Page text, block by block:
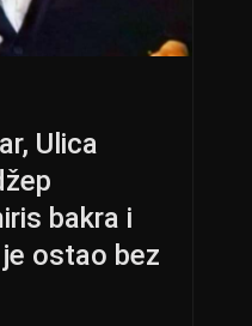
Ulica
bakra i
ostao bez